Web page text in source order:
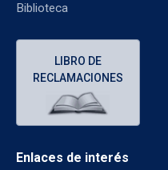
Biblioteca
LIBRO DE
RECLAMACIONES
Enlaces de interés